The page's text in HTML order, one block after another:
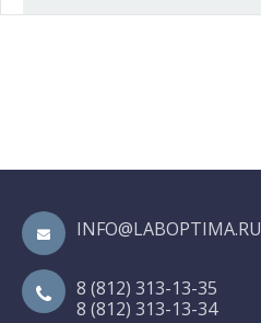
INFO@LABOPTIMA.RU
8 (812) 313-13-35
8 (812) 313-13-34